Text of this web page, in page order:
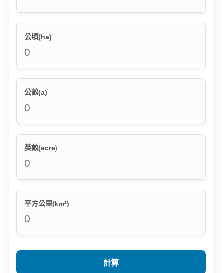
公頃(ha)
公畝(a)
英畝(acre)
平方公里(km²)
計算